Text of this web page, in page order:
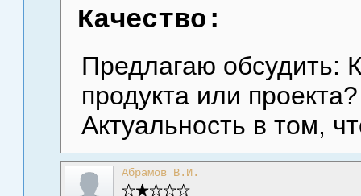
Качество:
Предлагаю обсудить:
продукта или проекта?
Актуальность в том,
Абрамов В.И.